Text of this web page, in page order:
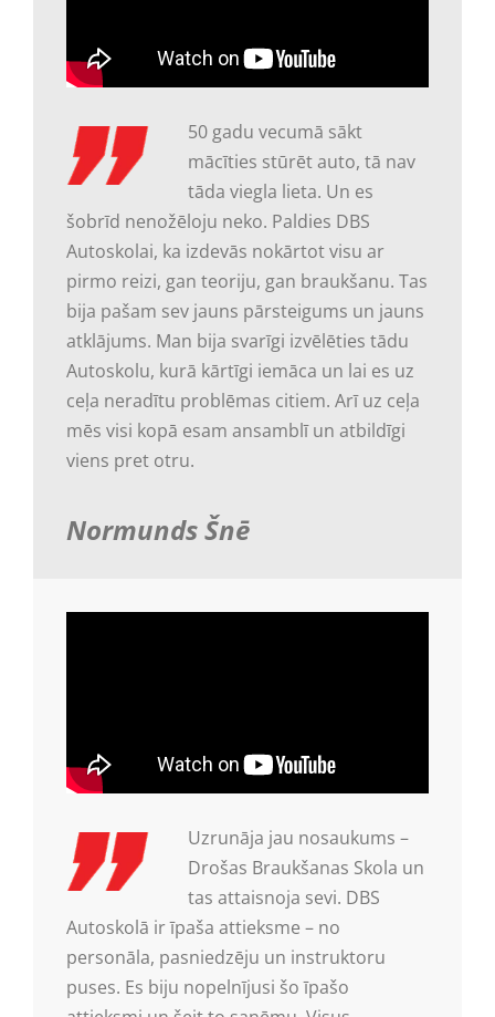
50 gadu vecumā sākt
mācīties stūrēt auto, tā nav
tāda viegla lieta. Un es
šobrīd nenožēloju neko. Paldies DBS
Autoskolai, ka izdevās nokārtot visu ar
pirmo reizi, gan teoriju, gan braukšanu. Tas
bija pašam sev jauns pārsteigums un jauns
atklājums. Man bija svarīgi izvēlēties tādu
Autoskolu, kurā kārtīgi iemāca un lai es uz
ceļa neradītu problēmas citiem. Arī uz ceļa
mēs visi kopā esam ansamblī un atbildīgi
viens pret otru.
Normunds Šnē
Uzrunāja jau nosaukums –
Drošas Braukšanas Skola un
tas attaisnoja sevi. DBS
Autoskolā ir īpaša attieksme – no
personāla, pasniedzēju un instruktoru
puses. Es biju nopelnījusi šo īpašo